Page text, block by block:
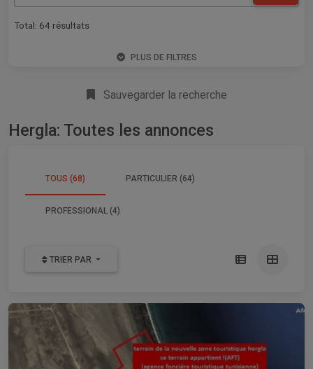
Total: 64 résultats
PLUS DE FILTRES
Sauvegarder la recherche
Hergla: Toutes les annonces
TOUS (68) PARTICULIER (64)
PROFESSIONAL (4)
TRIER PAR